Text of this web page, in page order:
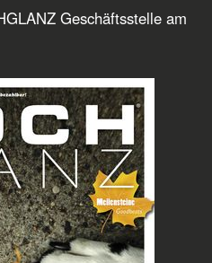
Geschäftsstelle am